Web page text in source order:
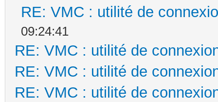
RE: VMC : utilité de
09:24:41
RE: VMC : utilité de
RE: VMC : utilité de
RE: VMC : utilité de